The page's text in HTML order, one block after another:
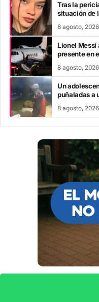
Tras la
situación de
8 agosto, 2026
Lionel Messi
presente en
8 agosto, 2026
Un
puñaladas a
8 agosto, 2026